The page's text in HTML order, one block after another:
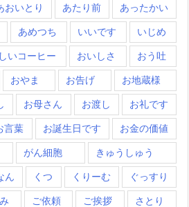
おいとり あたり前 あったかい
あめつち いいです いじめ
いコーヒー おいしさ おう吐
おやま お告げ お地蔵様
お母さん お渡し お礼です
言葉 お誕生日です お金の価値
がん細胞 きゅうしゅう
ん くつ くりーむ ぐっすり
ご依頼 ご挨拶 さとり